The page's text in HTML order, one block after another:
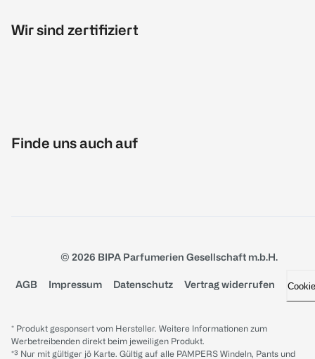
Wir sind zertifiziert
Finde uns auch auf
© 2026 BIPA Parfumerien Gesellschaft m.b.H.
AGB Impressum Datenschutz Vertrag widerrufen
* Produkt gesponsert vom Hersteller. Weitere Informationen zum
Werbetreibenden direkt beim jeweiligen Produkt.
*³ Nur mit gültiger jö Karte. Gültig auf alle PAMPERS Windeln, Pants und